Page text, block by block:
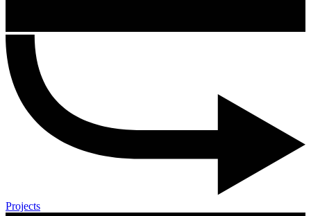
Projects